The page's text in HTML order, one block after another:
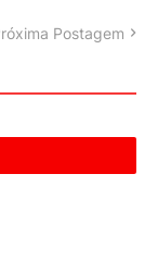
Postagem